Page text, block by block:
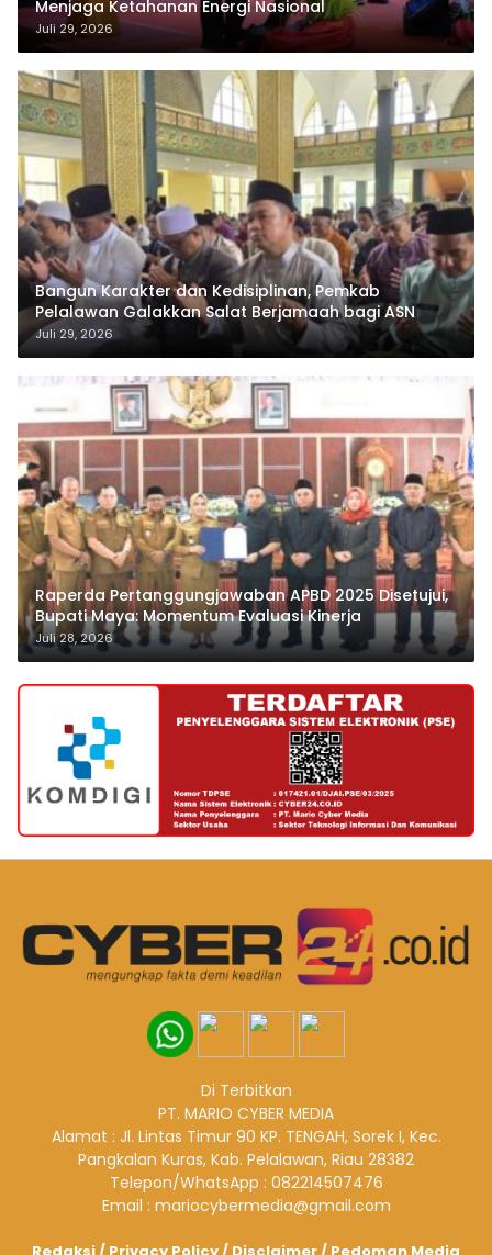
Menjaga Ketahanan Energi Nasional
Juli 29, 2026
Bangun Karakter dan Kedisiplinan, Pemkab
Pelalawan Galakkan Salat Berjamaah bagi ASN
Juli 29, 2026
Raperda Pertanggungjawaban APBD 2025 Disetujui,
Bupati Maya: Momentum Evaluasi Kinerja
Juli 28, 2026
Di Terbitkan
PT. MARIO CYBER MEDIA
Alamat : Jl. Lintas Timur 90 KP. TENGAH, Sorek I, Kec.
Pangkalan Kuras, Kab. Pelalawan, Riau 28382
Telepon/WhatsApp : 082214507476
Email : mariocybermedia@gmail.com
Redaksi / Privacy Policy / Disclaimer / Pedoman Media